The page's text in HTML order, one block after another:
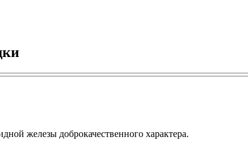
железы доброкачественного характера.